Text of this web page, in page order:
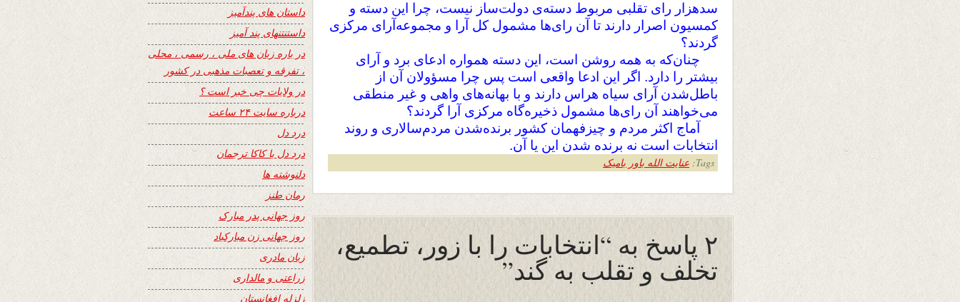
سدهزار رای تقلبی مربوط دسته‌ی دولت‌ساز نیست، چرا این دسته و
کمسیون اصرار دارند تا آن رای‌ها مشمول کل آرا و مجموعه‌‌آرای مرکزی
گردند؟
چنان‌که به همه روشن است، این دسته همواره ادعای برد و آرای
بیشتر را دارد. اگر این ادعا واقعی است پس چرا مسؤولان آن از
باطل‌شدن آرای سیاه هراس دارند و با بهانه‌های واهی و غیر منطقی
می‌خواهند آن رای‌ها مشمول ذخیره‌گاه مرکزی آرا گردند؟
آماج اکثر مردم و چیزفهمان کشور برنده‌شدن مردم‌سالاری‌ و روند
انتخابات است نه برنده‌ شدن این یا آن.
Tags: عنایت الله باور بامیک
۲ پاسخ به “انتخابات را با زور، تطمیع،
تخلف و تقلب به گند”
داستان های پندآمیز
داستنتنهای پند آمیز
در باره زبان های ملی ، رسمی ، محلی
، تفرقه و تعصبات مذهبی در کشور
در ولایات چی خبر است ؟
درباره سایت ۲۴ ساعت
درد دل
درد دل با کاکا ترجمان
دلنوشته ها
رمان طنز
روز جهانی پدر مبارک
روز جهانی زن مبارکباد
زبان مادری
زراعتی و مالداری
زلزله افغانستان